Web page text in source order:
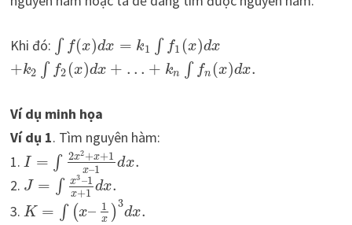
Khi đó: ∫ f(x)dx = k1 ∫ f1 (x)dx
+k2 ∫ f2 (x)dx + … + kn ∫ fn (x)dx.
Ví dụ minh họa
Ví dụ 1. Tìm nguyên hàm:
1. I = ∫ 2x2+x+1
x–1 dx.
2. J = ∫ x3–1
x+1 dx.
3. K = ∫ (x– 1
x )3
dx.